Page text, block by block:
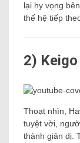
lại hy vọng
thế hệ tiếp
2)
Thoạt nhìn,
tuyệt vời,
thành giản dị.